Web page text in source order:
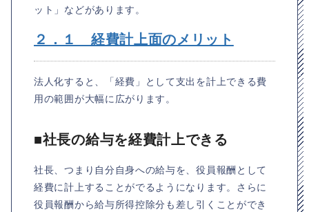
ット」などがあります。
２．１ 経費計上面のメリット
法人化すると、「経費」として支出を計上できる費
用の範囲が大幅に広がります。
■社長の給与を経費計上できる
社長、つまり自分自身への給与を、役員報酬として
経費に計上することがでるようになります。さらに
役員報酬から給与所得控除分も差し引くことができ